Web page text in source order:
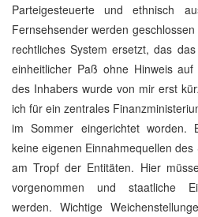
Parteigesteuerte und ethnisch
Fernsehsender werden
rechtliches System ersetzt, das
einheitlicher Paß ohne Hinweis
des Inhabers wurde von mir erst
ich für ein zentrales
im Sommer eingerichtet worden.
keine eigenen Einnahmequellen
am Tropf der Entitäten. Hier
vorgenommen und staatliche
werden. Wichtige